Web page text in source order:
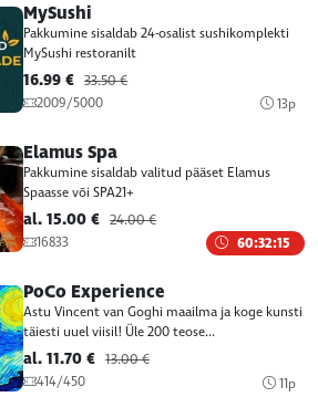
MySushi
Pakkumine sisaldab 24-osalist sushikomplekti
MySushi restoranilt
16.99 € 33.50 €
2009/5000
13p
Elamus Spa
Pakkumine sisaldab valitud pääset Elamus
Spaasse või SPA21+
al. 15.00 € 24.00 €
16833
60:32:15
PoCo Experience
Astu Vincent van Goghi maailma ja koge kunsti
täiesti uuel viisil! Üle 200 teose...
al. 11.70 € 13.00 €
414/450
11p